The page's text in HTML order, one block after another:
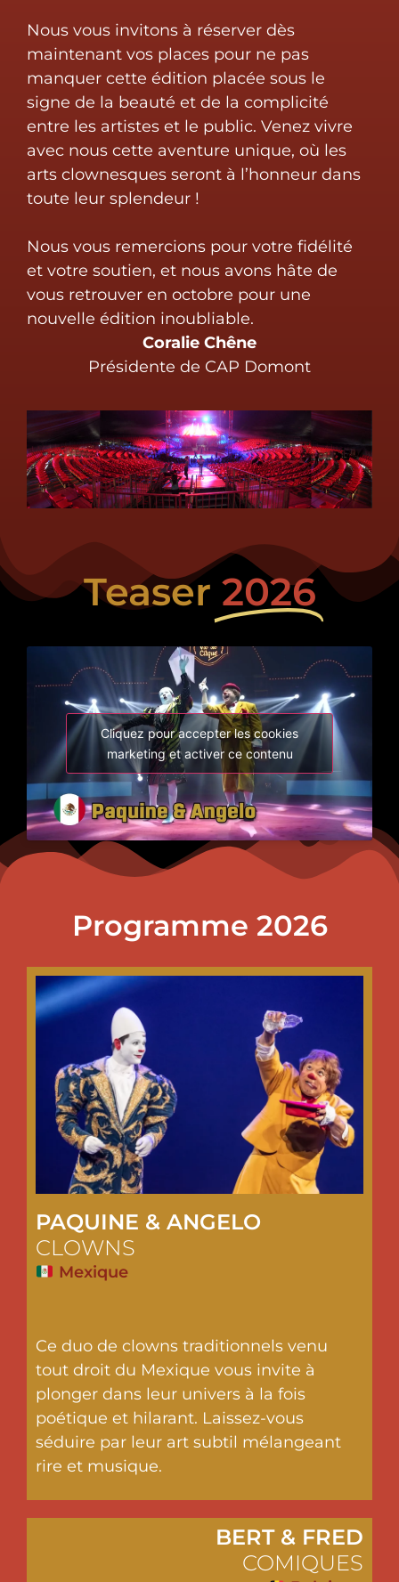
Nous vous invitons à réserver dès
maintenant vos places pour ne pas
manquer cette édition placée sous le
signe de la beauté et de la complicité
entre les artistes et le public. Venez vivre
avec nous cette aventure unique, où les
arts clownesques seront à l’honneur dans
toute leur splendeur !
Nous vous remercions pour votre fidélité
et votre soutien, et nous avons hâte de
vous retrouver en octobre pour une
nouvelle édition inoubliable.
Coralie Chêne
Présidente de CAP Domont
Teaser 2026
Cliquez pour accepter les cookies
marketing et activer ce contenu
Programme 2026
PAQUINE & ANGELO
CLOWNS
Mexique
Ce duo de clowns traditionnels venu
tout droit du Mexique vous invite à
plonger dans leur univers à la fois
poétique et hilarant. Laissez-vous
séduire par leur art subtil mélangeant
rire et musique.
BERT & FRED
COMIQUES